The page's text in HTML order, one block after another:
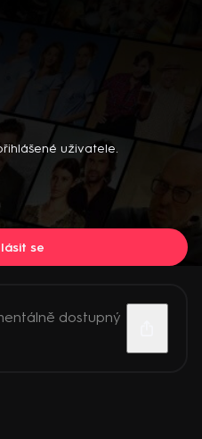
uživatele.
se
dostupný